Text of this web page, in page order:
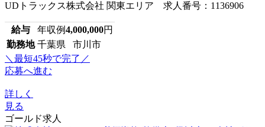
UDトラックス株式会社 関東エリア 求人番号：1136906
給与 年収例4,000,000円
勤務地 千葉県 市川市
＼最短45秒で完了／
応募へ進む
詳しく
見る
ゴールド求人